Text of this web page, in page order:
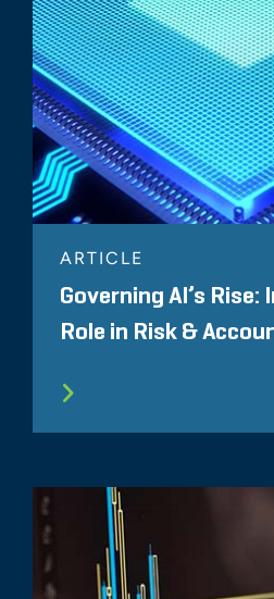
ARTICLE
Governing AI’s Rise:
Role in Risk &